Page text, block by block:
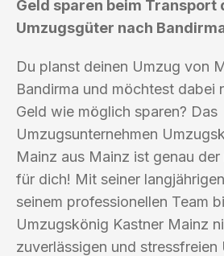
Geld sparen beim Transport
Umzugsgüter nach
Du planst deinen Umzug von
Bandirma und möchtest dabei
Geld wie möglich sparen? Das
Umzugsunternehmen
Mainz aus Mainz ist genau
für dich! Mit seiner
seinem professionellen Team
Umzugskönig Kastner Mainz
zuverlässigen und stressfreien